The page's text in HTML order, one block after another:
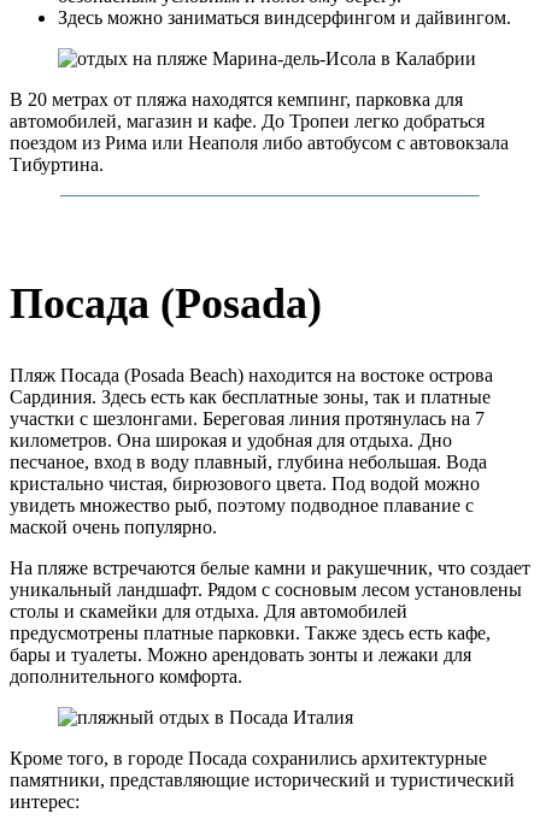
Здесь можно заниматься виндсерфингом и дайвингом.
В 20 метрах от пляжа находятся кемпинг, парковка для
автомобилей, магазин и кафе. До Тропеи легко добраться
поездом из Рима или Неаполя либо автобусом с автовокзала
Тибуртина.
Посада (Posada)
Пляж Посада (Posada Beach) находится на востоке острова
Сардиния. Здесь есть как бесплатные зоны, так и платные
участки с шезлонгами. Береговая линия протянулась на 7
километров. Она широкая и удобная для отдыха. Дно
песчаное, вход в воду плавный, глубина небольшая. Вода
кристально чистая, бирюзового цвета. Под водой можно
увидеть множество рыб, поэтому подводное плавание с
маской очень популярно.
На пляже встречаются белые камни и ракушечник, что создает
уникальный ландшафт. Рядом с сосновым лесом установлены
столы и скамейки для отдыха. Для автомобилей
предусмотрены платные парковки. Также здесь есть кафе,
бары и туалеты. Можно арендовать зонты и лежаки для
дополнительного комфорта.
Кроме того, в городе Посада сохранились архитектурные
памятники, представляющие исторический и туристический
интерес: